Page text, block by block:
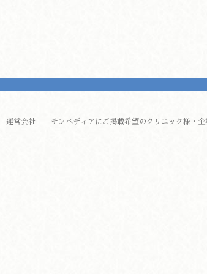
運営会社 チンペディアにご掲載希望のクリニック様・企